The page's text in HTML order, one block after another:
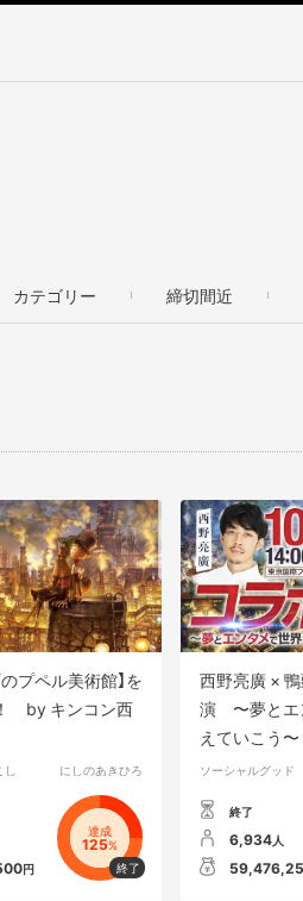
カテゴリー 締切間近
プペル美術館】を
by キンコン西
にしのあきひろ
円
達成
125%
西野亮廣 ×
演 〜夢とエ
えていこう〜
ソーシャルグッド
終了
6,934人